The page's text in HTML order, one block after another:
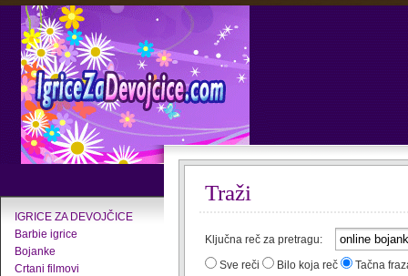
IGRICE ZA DEVOJČICE
Barbie igrice
Bojanke
Crtani filmovi
Traži
Ključna reč za pretragu:
Sve reči
Bilo koja reč
Tačna